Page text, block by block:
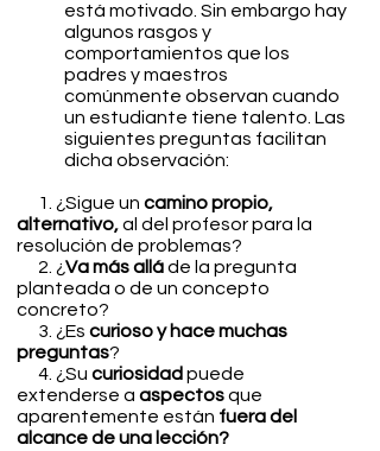
está motivado. Sin embargo hay
algunos rasgos y
comportamientos que los
padres y maestros
comúnmente observan cuando
un estudiante tiene talento. Las
siguientes preguntas facilitan
dicha observación:
1. ¿Sigue un camino propio,
alternativo,al del profesor para la
resolución de problemas?
2. ¿Va más alláde la pregunta
planteada o de un concepto
concreto?
3. ¿Es curioso y hace muchas
preguntas?
4. ¿Su curiosidad puede
extenderse a aspectosque
aparentemente están fuera del
alcance de una lección?